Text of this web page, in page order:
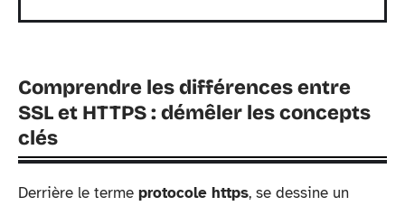
Comprendre les différences entre
SSL et HTTPS : démêler les concepts
clés
Derrière le terme protocole https, se dessine un